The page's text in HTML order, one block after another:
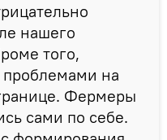
нашего
того,
проблемами на
Фермеры
сами по себе.